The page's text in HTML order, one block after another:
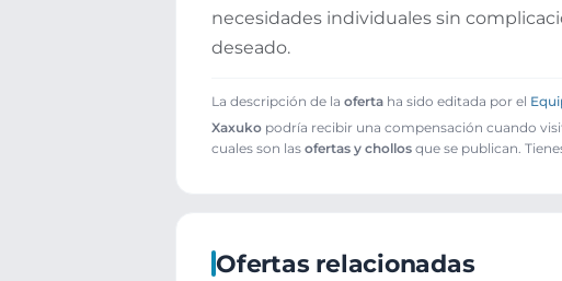
necesidades individuales sin
deseado.
La descripción de la oferta ha sido editada por el
Xaxuko podría recibir una compensación cuando
cuales son las ofertas y chollos que se publican.
Ofertas relacionadas